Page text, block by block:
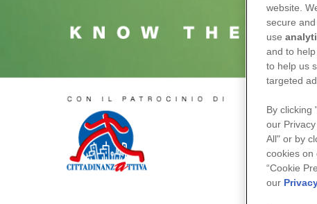
website.
secure
use
and to
to help us
targeted
By clicking
our
All" or by
cookies on
“Cookie
our